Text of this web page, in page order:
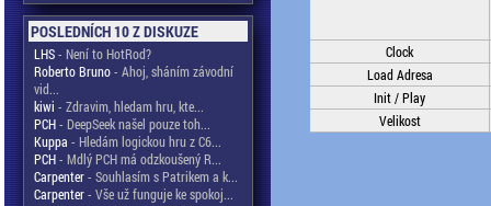
POSLEDNÍCH 10 Z DISKUZE
LHS- Není to HotRod?
Roberto Bruno- Ahoj, sháním závodní
vid...
kiwi - Zdravim, hledam hru, kte...
PCH- DeepSeek našel pouze toh...
Kuppa - Hledám logickou hru z C6...
PCH- Mdlý PCH má odzkoušený R...
Carpenter- Souhlasím s Patrikem a k...
Carpenter- Vše už funguje ke spokoj...
Clock
Load Adresa
Init / Play
Velikost